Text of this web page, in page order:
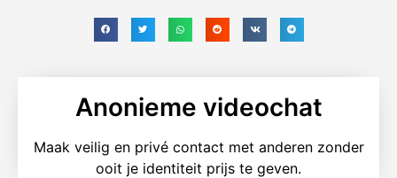
Anonieme videochat
Maak veilig en privé contact met anderen zonder
ooit je identiteit prijs te geven.